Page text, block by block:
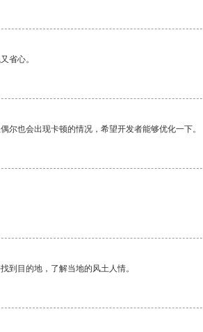
省心。
尔也会出现卡顿的情况，希望开发者能够优化一下。
到目的地，了解当地的风土人情。